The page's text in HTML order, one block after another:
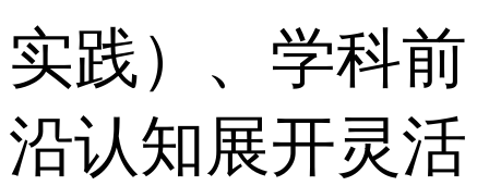
实践）、学科前
沿认知展开灵活